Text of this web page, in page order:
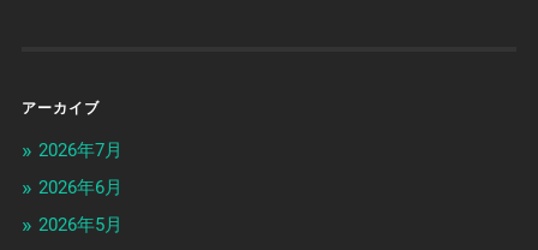
アーカイブ
2026年7月
2026年6月
2026年5月